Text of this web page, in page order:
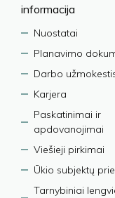
informacija
Nuostatai
Planavimo
Darbo
Karjera
Paskatinimai ir
apdovanojimai
Viešieji pirkimai
Ūkio subjektų
Tarnybiniai